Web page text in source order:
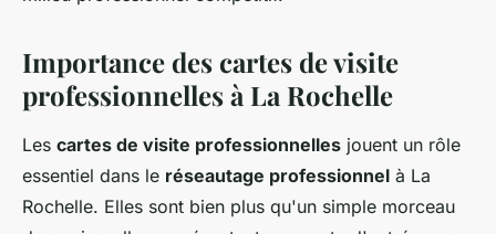
Importance des cartes de visite
professionnelles à La Rochelle
Les cartes de visite professionnelles jouent un rôle
essentiel dans le réseautage professionnel à La
Rochelle. Elles sont bien plus qu'un simple morceau